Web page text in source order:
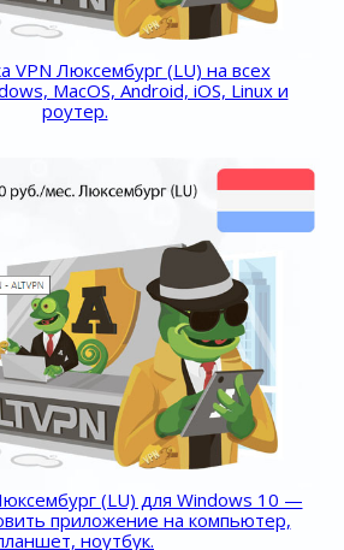
VPN Люксембург (LU) на всех
MacOS, Android, iOS, Linux и
роутер.
(LU) для Windows 10 —
приложение на компьютер,
ноутбук.